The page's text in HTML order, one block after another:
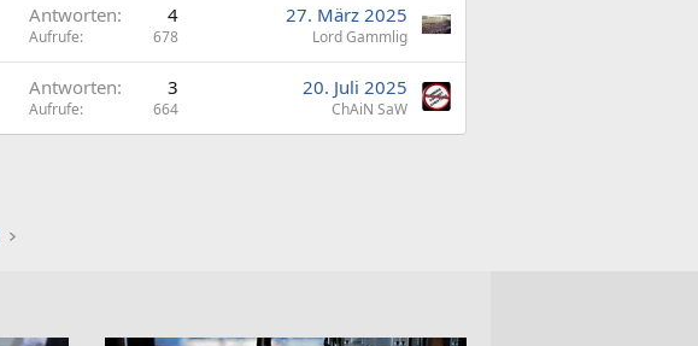
Antworten 4
Aufrufe 678
27. März 2025
Lord Gammlig
Antworten 3
Aufrufe 664
20. Juli 2025
ChAiN SaW